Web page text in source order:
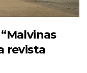
revista